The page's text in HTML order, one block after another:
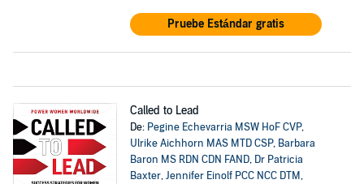
Pruebe Estándar gratis
Called to Lead
De: Pegine Echevarria MSW HoF CVP,
Ulrike Aichhorn MAS MTD CSP, Barbara
Baron MS RDN CDN FAND, Dr Patricia
Baxter,Jennifer Einolf PCC NCC DTM,